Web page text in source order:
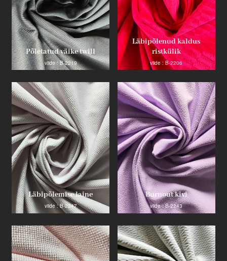
Põletatud väike twill
viide : B-2219
Läbipõlenud kaldus
ristkülik
viide : B-2206
Läbipõlemise laine
viide : B-2247
Burnout kivi
viide : B-2243